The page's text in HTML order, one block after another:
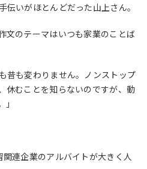
伝いがほとんどだった山上さん。
文のテーマはいつも家業のことば
昔も変わりません。ノンストップ
休むことを知らないのですが、動
連企業のアルバイトが大きく人